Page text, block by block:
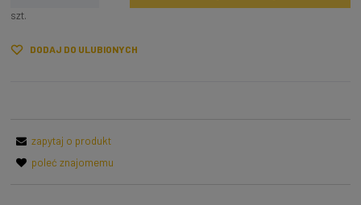
szt.
DODAJ DO ULUBIONYCH
zapytaj o produkt
poleć znajomemu